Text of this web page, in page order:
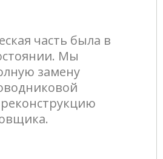
часть была в
Мы
замену